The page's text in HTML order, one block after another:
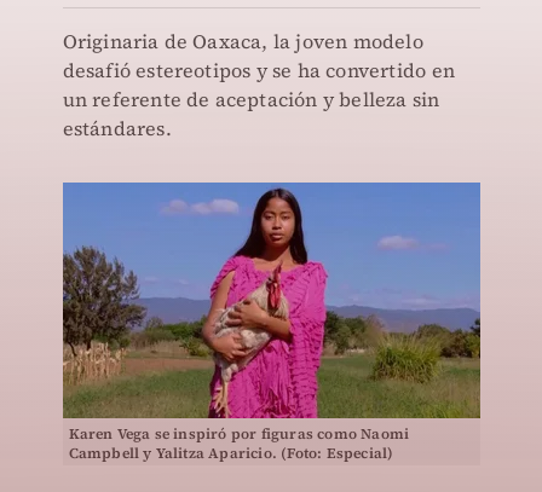
Originaria de Oaxaca, la joven modelo
desafió estereotipos y se ha convertido en
un referente de aceptación y belleza sin
estándares.
Karen Vega se inspiró por figuras como Naomi
Campbell y Yalitza Aparicio. (Foto: Especial)